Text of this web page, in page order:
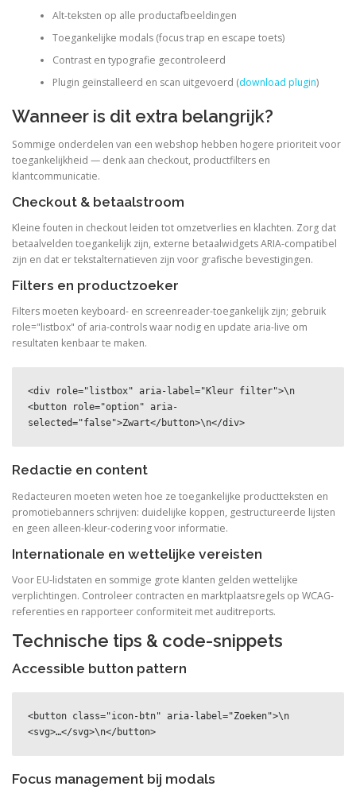
Alt-teksten op alle productafbeeldingen
Toegankelijke modals (focus trap en escape toets)
Contrast en typografie gecontroleerd
Plugin geïnstalleerd en scan uitgevoerd (download plugin)
Wanneer is dit extra belangrijk?
Sommige onderdelen van een webshop hebben hogere prioriteit voor
toegankelijkheid — denk aan checkout, productfilters en
klantcommunicatie.
Checkout & betaalstroom
Kleine fouten in checkout leiden tot omzetverlies en klachten. Zorg dat
betaalvelden toegankelijk zijn, externe betaalwidgets ARIA-compatibel
zijn en dat er tekstalternatieven zijn voor grafische bevestigingen.
Filters en productzoeker
Filters moeten keyboard- en screenreader-toegankelijk zijn; gebruik
role="listbox" of aria-controls waar nodig en update aria-live om
resultaten kenbaar te maken.
<div role="listbox" aria-label="Kleur filter">\n
<button role="option" aria-
selected="false">Zwart</button>\n</div>
Redactie en content
Redacteuren moeten weten hoe ze toegankelijke productteksten en
promotiebanners schrijven: duidelijke koppen, gestructureerde lijsten
en geen alleen-kleur-codering voor informatie.
Internationale en wettelijke vereisten
Voor EU-lidstaten en sommige grote klanten gelden wettelijke
verplichtingen. Controleer contracten en marktplaatsregels op WCAG-
referenties en rapporteer conformiteit met auditreports.
Technische tips & code-snippets
Accessible button pattern
<button class="icon-btn" aria-label="Zoeken">\n
<svg>…</svg>\n</button>
Focus management bij modals